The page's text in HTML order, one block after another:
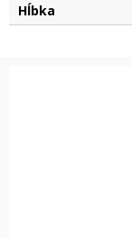
Hĺbka